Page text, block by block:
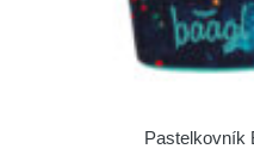
Pastelkovník